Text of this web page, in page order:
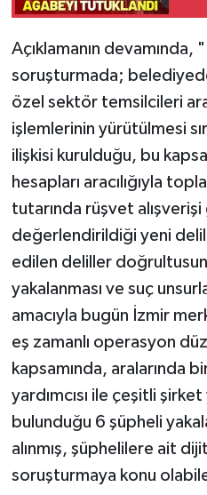
Açıklamanın devamında,
soruşturmada;
özel sektör temsilcileri
işlemlerinin yürütülmesi
ilişkisi kurulduğu, bu
hesapları aracılığıyla
tutarında rüşvet
değerlendirildiği yeni
edilen deliller
yakalanması ve suç
amacıyla bugün İzmir
eş zamanlı operasyon
kapsamında, aralarında
yardımcısı ile çeşitli
bulunduğu 6 şüpheli
alınmış, şüphelilere ait
soruşturmaya konu